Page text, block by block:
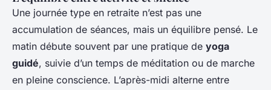
Une journée type en retraite n’est pas une
accumulation de séances, mais un équilibre pensé. Le
matin débute souvent par une pratique de yoga
guidé, suivie d’un temps de méditation ou de marche
en pleine conscience. L’après-midi alterne entre